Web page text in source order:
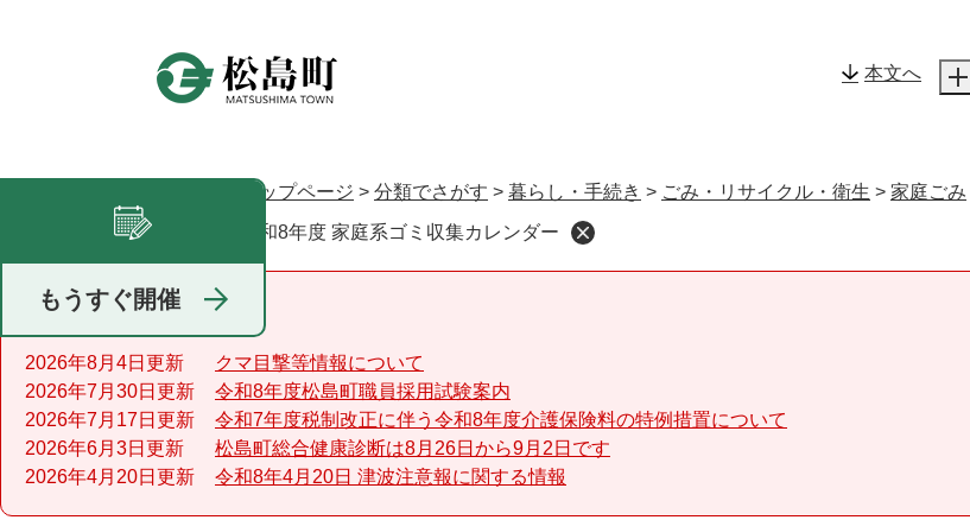
で
本文へ
トップページ > 分類でさがす > 暮らし・手続き > ごみ・リサイクル・衛生 > 家庭ごみ
令和8年度 家庭系ゴミ収集カレンダー
重要なお知らせ
2026年8月4日更新
クマ目撃等情報について
2026年7月30日更新
令和8年度松島町職員採用試験案内
2026年7月17日更新
令和7年度税制改正に伴う令和8年度介護保険料の特例措置について
2026年6月3日更新
松島町総合健康診断は8月26日から9月2日です
2026年4月20日更新
令和8年4月20日 津波注意報に関する情報
もうすぐ開催